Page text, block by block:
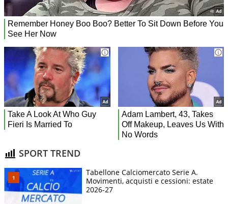
SPORT TREND
Tabellone Calciomercato Serie A.
Movimenti, acquisti e cessioni: estate
2026-27